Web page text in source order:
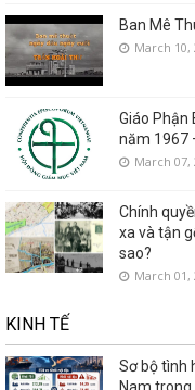
Ban Mê
March 10,
Giáo Phận
năm 1967
March 07,
Chính
xa và tận
sao?
March 01,
KINH TẾ
Sơ bộ tình